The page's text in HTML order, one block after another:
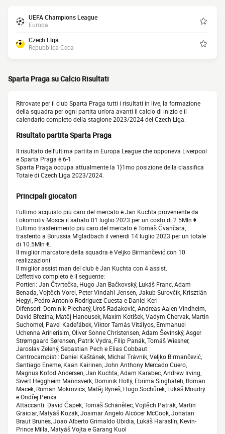
UEFA Champions League
Europa
Czech Liga
Repubblica Ceca
Sparta Praga su Calcio Risultati
Ritrovate per il club Sparta Praga tutti i risultati in live, la formazione
della squadra per ogni partita un'ora avanti il calcio di inizio e il
calendario completo della stagione 2023/2024 del Czech Liga.
Risultato partita Sparta Praga
Il risultato dell'ultima partita in Europa League che opponeva Liverpool
e Sparta Praga è 6-1.
Sparta Praga occupa attualmente la 1}1mo posizione della classifica
Totale di Czech Liga 2023/2024.
Principali giocatori
L'ultimo acquisto più caro del mercato è Jan Kuchta proveniente da
Lokomotiv Mosca il sabato 01 luglio 2023 per un costo di 2.5Mln €.
L'ultimo trasferimento più caro del mercato è Tomáš Čvančara,
trasferito a Borussia M'gladbach il venerdì 14 luglio 2023 per un totale
di 10.5Mln €.
Il miglior marcatore della squadra è Veljko Birmančević con 10
realizzazioni.
Il miglior assist man del club è Jan Kuchta con 4 assist.
L'effettivo completo è il seguente:
Portieri: Jan Čtvrtečka, Hugo Jan Bačkovský, Lukáš Franc, Adam
Benada, Vojtěch Vorel, Peter Vindahl Jensen, Jakub Surovčík, Krisztián
Hegyi, Pedro Antonio Rodriguez Cuesta e Daniel Kerl
Difensori: Dominik Plechatý, Uroš Radaković, Andreas Aalen Vindheim,
David Březina, Matěj Hanousek, Maxim Kotíšek, Vadym Chervak, Martin
Suchomel, Pavel Kadeřábek, Viktor Tamás Vitályos, Emmanuel
Uchenna Aririerisim, Oliver Sonne Christensen, Adam Ševínský, Asger
Strømgaard Sørensen, Patrik Vydra, Filip Panák, Tomáš Wiesner,
Jaroslav Zelený, Sebastian Pech e Elias Cobbaut
Centrocampisti: Daniel Kaštánek, Michal Trávník, Veljko Birmančević,
Santiago Eneme, Kaan Kairinen, John Anthony Mercado Cuero,
Magnus Kofod Andersen, Jan Kuchta, Adam Karabec, Andrew Irving,
Sivert Heggheim Mannsverk, Dominik Hollý, Ebrima Singhateh, Roman
Macek, Roman Mokrovics, Matěj Ryneš, Hugo Sochůrek, Lukáš Moudrý
e Ondřej Penxa
Attaccanti: David Čapek, Tomáš Schánělec, Vojtěch Patrák, Martin
Graiciar, Matyáš Kozák, Josimar Angelo Alcócer McCook, Jonatan
Braut Brunes, Joao Alberto Grimaldo Ubidia, Lukáš Haraslín, Kevin-
Prince Milla, Matyáš Vojta e Garang Kuol